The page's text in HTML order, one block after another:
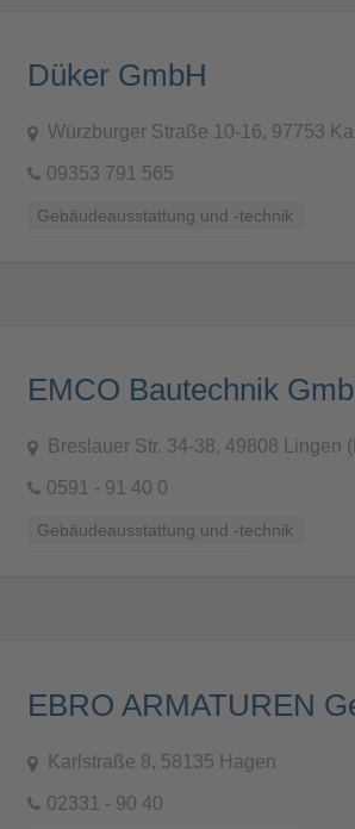
Düker GmbH
Würzburger Straße 10-16, 97753
09353 791 565
Gebäudeausstattung und -technik
EMCO Bautechnik
Breslauer Str. 34-38, 49808 Lingen
0591 - 91 40 0
Gebäudeausstattung und -technik
Karlstraße 8, 58135 Hagen
02331 - 90 40